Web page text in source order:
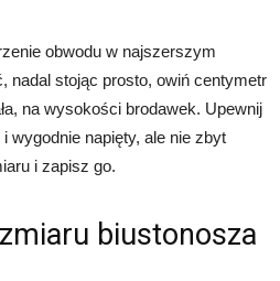
obwodu w najszerszym
nadal stojąc prosto, owiń centymetr
na wysokości brodawek. Upewnij
wygodnie napięty, ale nie zbyt
i zapisz go.
biustonosza